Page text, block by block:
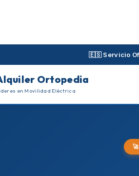
🇪🇸 Servicio
Ortopedia
en Movilidad Eléctrica